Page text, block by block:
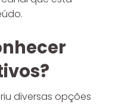
diversas opções